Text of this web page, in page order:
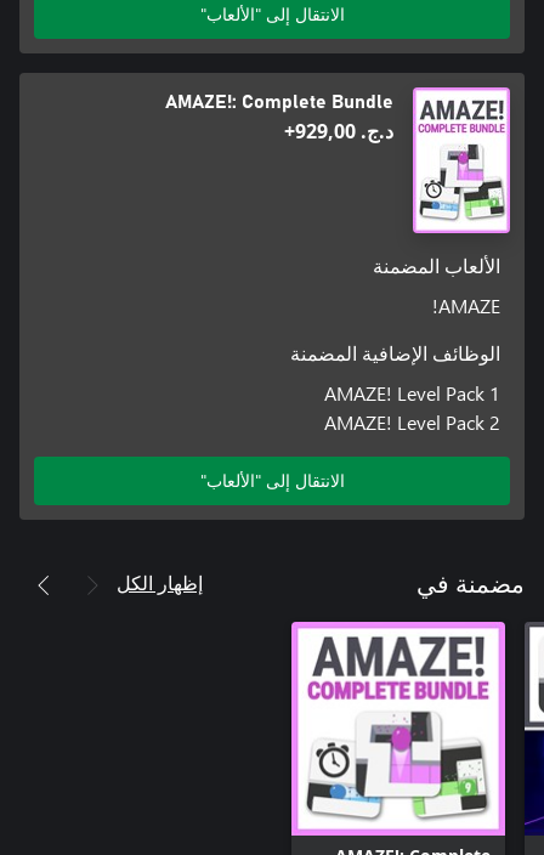
الانتقال إلى "الألعاب"
AMAZE!: Complete Bundle
د.ج.‏ 929,00+
الألعاب المضمنة
AMAZE!
الوظائف الإضافية المضمنة
AMAZE! Level Pack 1
AMAZE! Level Pack 2
الانتقال إلى "الألعاب"
مضمنة في إظهار الكل